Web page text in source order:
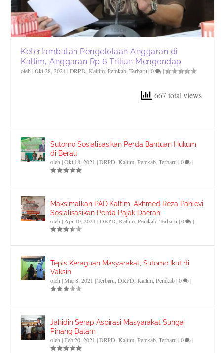
Keterlambatan Pengelolaan Anggaran di
Kaltim, Anggaran Rp 6 Triliun Mengendap
oleh|Okt 28, 2024|DRPD ,Kaltim ,Pemkab ,Terbaru |0 |
667 total views
Sutomo Sosialisasikan Perda Bantuan Hukum
di Berau
oleh|Okt 18, 2021 |DRPD ,Kaltim ,Pemkab ,Terbaru |0 |
Maksimalkan PAD Kaltim, Akhmed Reza Pahlevi
Sosialisasikan Perda Pajak Daerah
oleh| Apr 10, 2021 |DRPD ,Kaltim ,Pemkab ,Terbaru |0 |
Tepis Keraguan Masyarakat, Sutomo Ikut di
Vaksin
oleh|Mar 8, 2021 |Terbaru ,DRPD ,Kaltim ,Pemkab|0 |
Jahidin Serap Aspirasi Masyarakat Sungai
Pinang Dalam
oleh|Feb 20, 2021 |DRPD ,Kaltim ,Pemkab ,Terbaru |0 |